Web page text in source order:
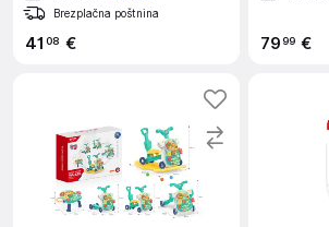
Brezplačna poštnina
41 08 € 7999 €